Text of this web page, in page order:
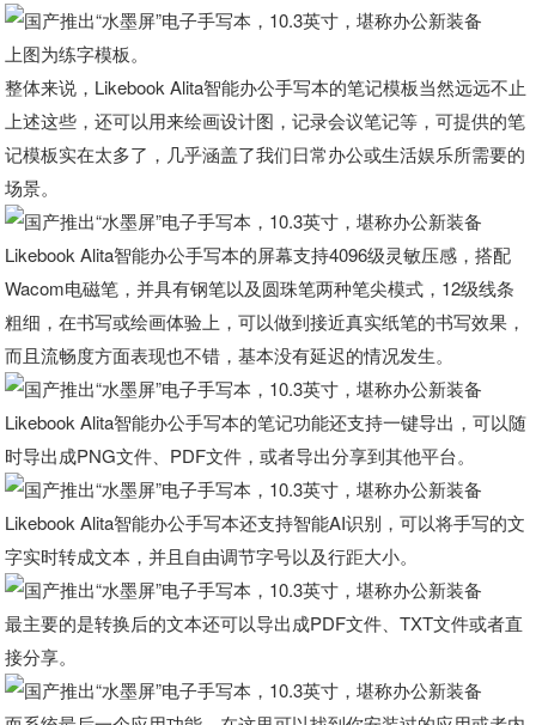
上图为练字模板。
整体来说，Likebook Alita智能办公手写本的笔记模板当然远远不止
上述这些，还可以用来绘画设计图，记录会议笔记等，可提供的笔
记模板实在太多了，几乎涵盖了我们日常办公或生活娱乐所需要的
场景。
Likebook Alita智能办公手写本的屏幕支持4096级灵敏压感，搭配
Wacom电磁笔，并具有钢笔以及圆珠笔两种笔尖模式，12级线条
粗细，在书写或绘画体验上，可以做到接近真实纸笔的书写效果，
而且流畅度方面表现也不错，基本没有延迟的情况发生。
Likebook Alita智能办公手写本的笔记功能还支持一键导出，可以随
时导出成PNG文件、PDF文件，或者导出分享到其他平台。
Likebook Alita智能办公手写本还支持智能AI识别，可以将手写的文
字实时转成文本，并且自由调节字号以及行距大小。
最主要的是转换后的文本还可以导出成PDF文件、TXT文件或者直
接分享。